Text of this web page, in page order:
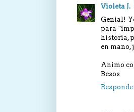
Violeta J.
Genial!
para
historia,
en mano,
Animo
Besos